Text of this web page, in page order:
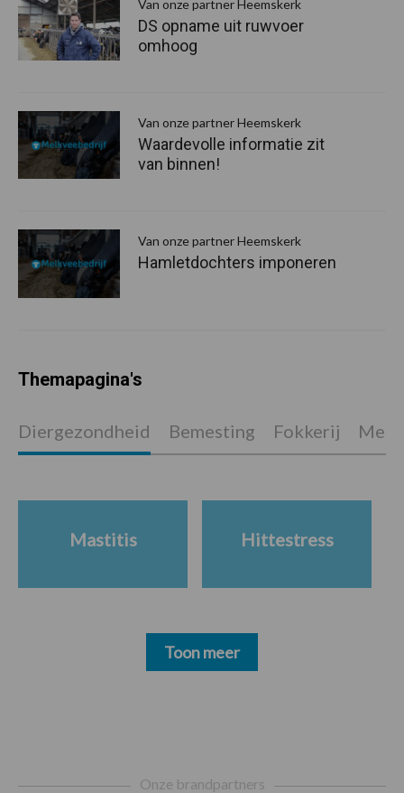
Van onze partner Heemskerk
DS opname uit ruwvoer
omhoog
Van onze partner Heemskerk
Waardevolle informatie zit
van binnen!
Van onze partner Heemskerk
Hamletdochters imponeren
Themapagina's
Diergezondheid Bemesting Fokkerij
Mastitis Hittestress
Toon meer
Onze brandpartners